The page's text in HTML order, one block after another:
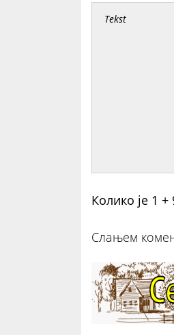
Колико је 1 +
Слањем